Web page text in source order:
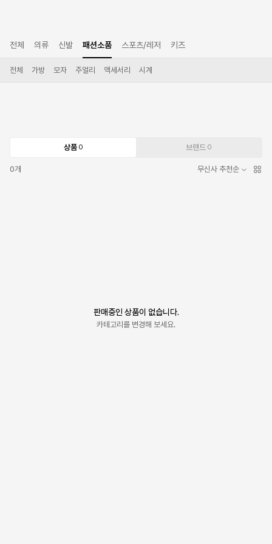
전체 의류 신발 패션소품 스포츠/레저 키즈
전체 가방 모자 주얼리 액세서리 시계
상품 0 브랜드 0
0개 무신사 추천순
판매중인 상품이 없습니다.
카테고리를 변경해 보세요.